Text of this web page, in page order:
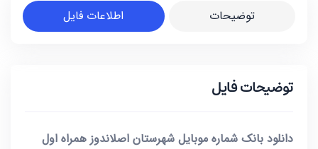
توضیحات اطلاعات فایل
توضیحات فایل
دانلود بانک شماره موبایل شهرستان اصلاندوز همراه اول